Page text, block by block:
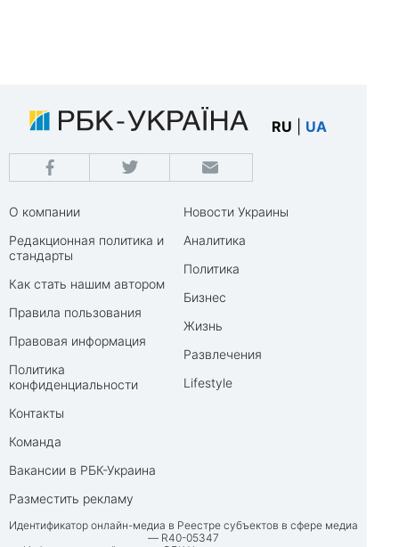
RU UA
О компании
Редакционная политика и
стандарты
Как стать нашим автором
Правила пользования
Правовая информация
Политика
конфиденциальности
Контакты
Команда
Вакансии в РБК-Украина
Разместить рекламу
Новости Украины
Аналитика
Политика
Бизнес
Жизнь
Развлечения
Lifestyle
Идентификатор онлайн-медиа в Реестре субъектов в сфере медиа
— R40-05347